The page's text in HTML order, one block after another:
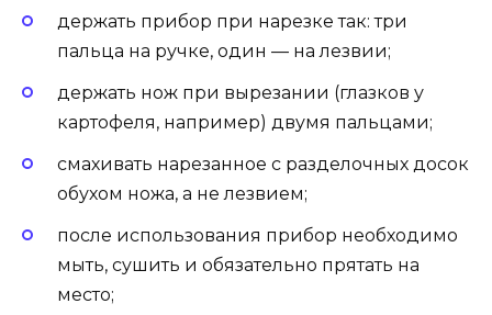
держать прибор при нарезке так: три
пальца на ручке, один — на лезвии;
держать нож при вырезании (глазков у
картофеля, например) двумя пальцами;
смахивать нарезанное с разделочных досок
обухом ножа, а не лезвием;
после использования прибор необходимо
мыть, сушить и обязательно прятать на
место;